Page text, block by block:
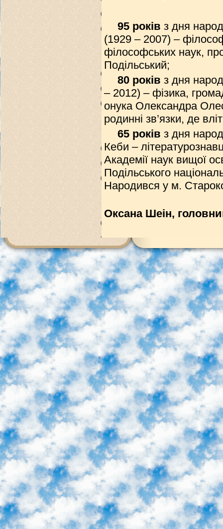
95 років з дня
(1929 – 2007) –
філософських наук,
Подільський;
80 років з дня
– 2012) – фізика,
онука Олександра
родинні зв’язки, де
65 років з дня
Кеби –
Академії наук вищої
Подільського
Народився у м.
Оксана Шеін,